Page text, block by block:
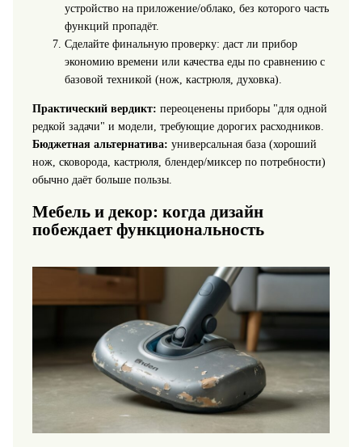
устройство на приложение/облако, без которого часть
функций пропадёт.
Сделайте финальную проверку: даст ли прибор
экономию времени или качества еды по сравнению с
базовой техникой (нож, кастрюля, духовка).
Практический вердикт: переоценены приборы "для одной
редкой задачи" и модели, требующие дорогих расходников.
Бюджетная альтернатива: универсальная база (хороший
нож, сковорода, кастрюля, блендер/миксер по потребности)
обычно даёт больше пользы.
Мебель и декор: когда дизайн
побеждает функциональность